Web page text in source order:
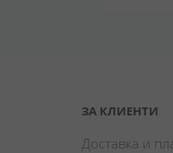
ЗА КЛИЕНТИ
Доставка и